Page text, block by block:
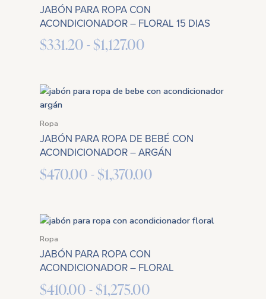
JABÓN PARA ROPA CON
ACONDICIONADOR – FLORAL 15 DIAS
$331.20-$1,127.00
precios:
desde
$1,127.00
Ropa
JABÓN PARA ROPA DE BEBÉ CON
ACONDICIONADOR – ARGÁN
$470.00-$1,370.00
Rango
precios:
desde
Ropa
JABÓN PARA ROPA CON
ACONDICIONADOR – FLORAL
$410.00-$1,275.00
Rango
precios:
desde